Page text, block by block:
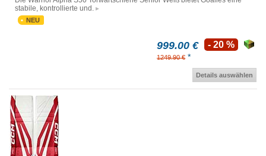
stabile, kontrollierte und.
NEU
999.00 €
1249.90 € *
- 20 %
Details auswählen